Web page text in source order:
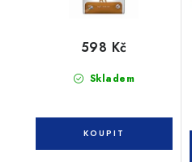
Skladem
598 Kč